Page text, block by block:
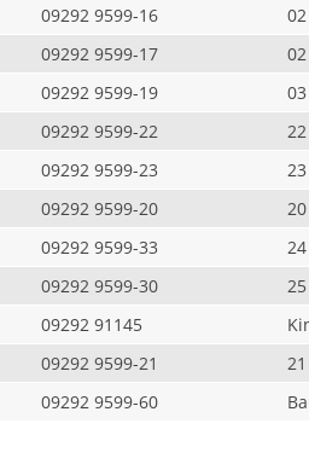
09292 9599-16 02
09292 9599-17 02
09292 9599-19 03
09292 9599-22 22
09292 9599-23 23
09292 9599-20 20
09292 9599-33 24
09292 9599-30 25
09292 91145
09292 9599-21 21
09292 9599-60